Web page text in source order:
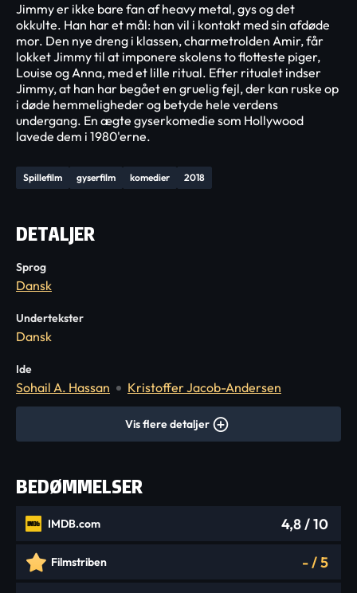
Spillefilm gyserfilm komedier 2018
Jimmy er ikke bare fan af heavy metal, gys og det
okkulte. Han har et mål: han vil i kontakt med sin afdøde
mor. Den nye dreng i klassen, charmetrolden Amir, får
lokket Jimmy til at imponere skolens to flotteste piger,
Louise og Anna, med et lille ritual. Efter ritualet indser
Jimmy, at han har begået en gruelig fejl, der kan ruske op
i døde hemmeligheder og betyde hele verdens
undergang. En ægte gyserkomedie som Hollywood
lavede dem i 1980'erne.
DETALJER
Sprog
Dansk
Undertekster
Dansk
Ide
Sohail A. Hassan Kristoffer Jacob-Andersen
Vis flere detaljer
BEDØMMELSER
IMDB.com 4,8/ 10
Filmstriben -/5